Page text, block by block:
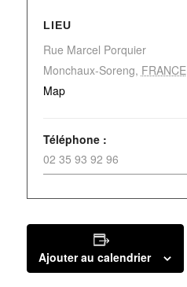
LIEU
Rue Marcel Porquier
Monchaux-Soreng, FRANCE
Map
Téléphone :
02 35 93 92 96
Ajouter au calendrier